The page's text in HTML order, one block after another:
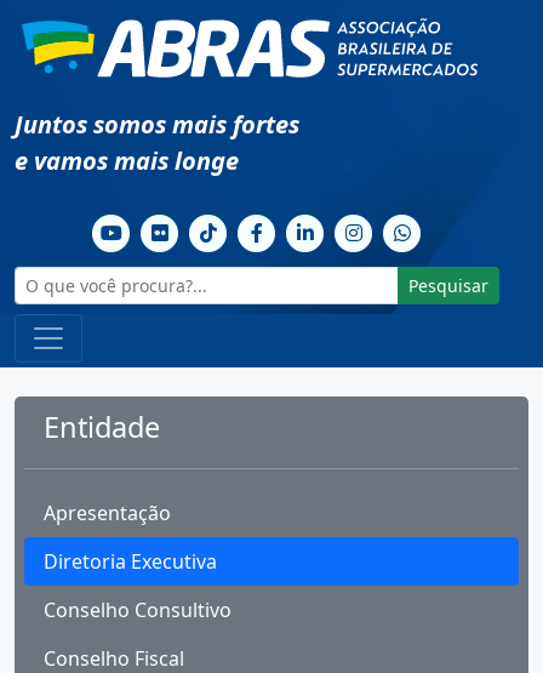
Juntos somos mais fortes
e vamos mais longe
Pesquisar
Entidade
Apresentação
Diretoria Executiva
Conselho Consultivo
Conselho Fiscal